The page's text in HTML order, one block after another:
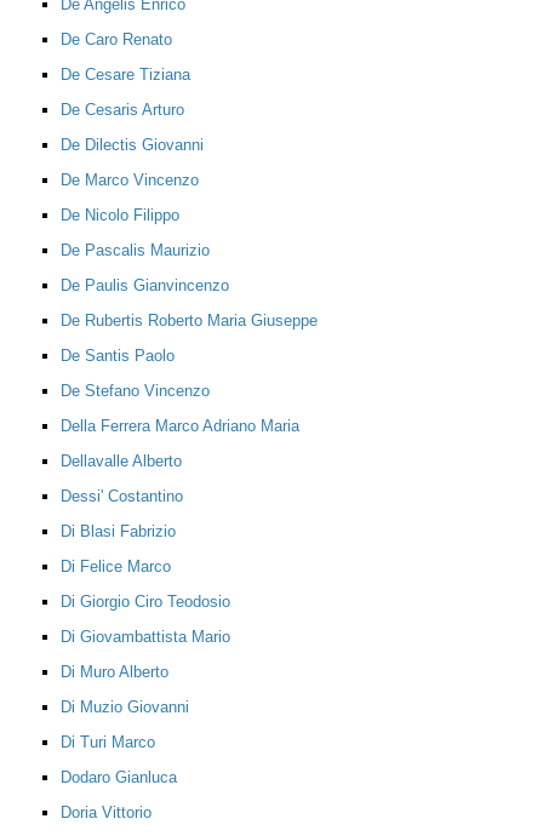
De Angelis Enrico
De Caro Renato
De Cesare Tiziana
De Cesaris Arturo
De Dilectis Giovanni
De Marco Vincenzo
De Nicolo Filippo
De Pascalis Maurizio
De Paulis Gianvincenzo
De Rubertis Roberto Maria Giuseppe
De Santis Paolo
De Stefano Vincenzo
Della Ferrera Marco Adriano Maria
Dellavalle Alberto
Dessi' Costantino
Di Blasi Fabrizio
Di Felice Marco
Di Giorgio Ciro Teodosio
Di Giovambattista Mario
Di Muro Alberto
Di Muzio Giovanni
Di Turi Marco
Dodaro Gianluca
Doria Vittorio